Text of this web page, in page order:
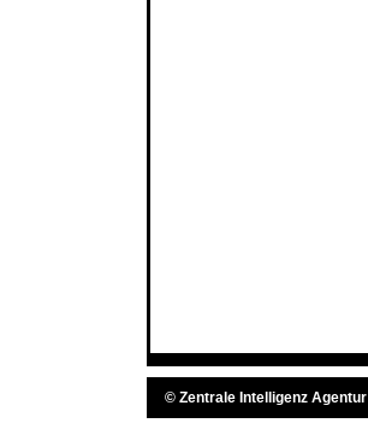
© Zentrale Intelligenz Agentur